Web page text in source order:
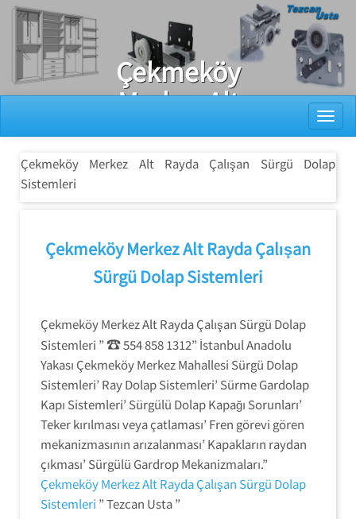
Ray Dolap Tamiri
Çekmeköy
Merkez Alt
Rayda Çalışan
Sürgü Dolap
Çekmeköy Merkez Alt Rayda Çalışan Sürgü Dolap
Sistemleri
Çekmeköy Merkez Alt Rayda Çalışan
Sürgü Dolap Sistemleri
Çekmeköy Merkez Alt Rayda Çalışan Sürgü Dolap
Sistemleri ”☎554 858 1312” İstanbul Anadolu
Yakası Çekmeköy Merkez Mahallesi Sürgü Dolap
Sistemleri’ Ray Dolap Sistemleri’ Sürme Gardolap
Kapı Sistemleri’ Sürgülü Dolap Kapağı Sorunları’
Teker kırılması veya çatlaması’ Fren görevi gören
mekanizmasının arızalanması’ Kapakların raydan
çıkması’ Sürgülü Gardrop Mekanizmaları.”
Çekmeköy Merkez Alt Rayda Çalışan Sürgü Dolap
Sistemleri ” Tezcan Usta ”